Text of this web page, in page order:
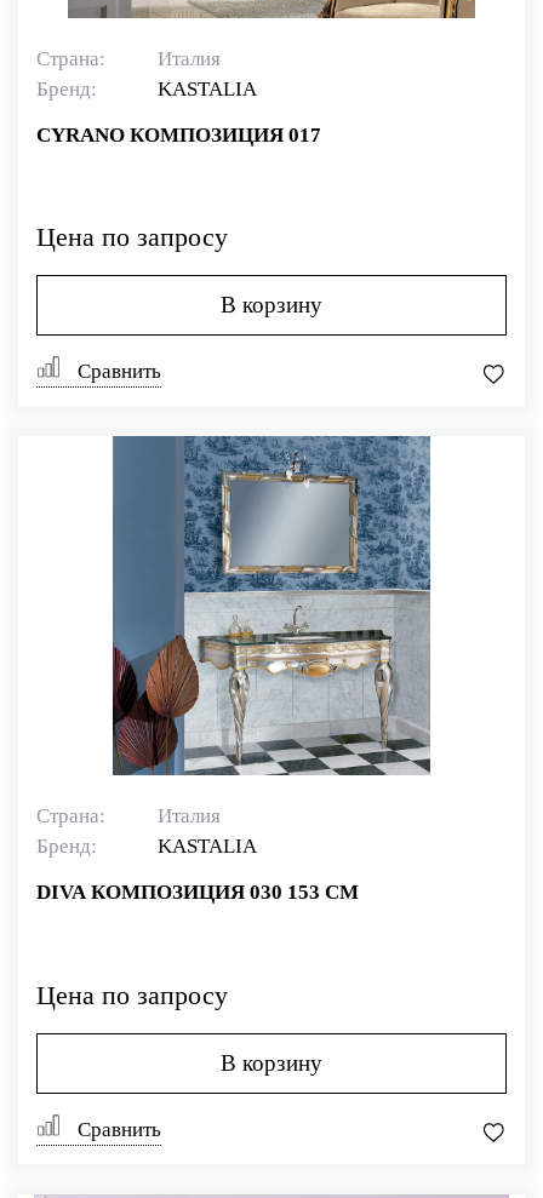
Страна:
Италия
Бренд:
KASTALIA
CYRANO КОМПОЗИЦИЯ 017
Цена по запросу
В корзину
Сравнить
Страна:
Италия
Бренд:
KASTALIA
DIVA КОМПОЗИЦИЯ 030 153 СМ
Цена по запросу
В корзину
Сравнить